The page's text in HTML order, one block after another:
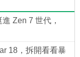
Zen 7 世代，
18，拆開看看暴